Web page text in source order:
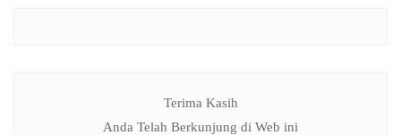
Terima Kasih
Anda Telah Berkunjung di Web ini